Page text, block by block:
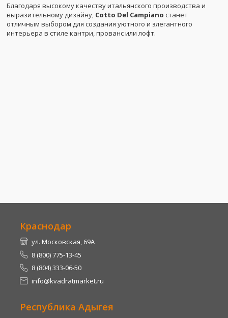
Благодаря высокому качеству итальянского производства и
выразительному дизайну, Cotto Del Campiano станет
отличным выбором для создания уютного и элегантного
интерьера в стиле кантри, прованс или лофт.
Краснодар
ул. Московская, 69А
8 (800) 775-13-45
8 (804) 333-06-50
info@kvadratmarket.ru
Республика Адыгея